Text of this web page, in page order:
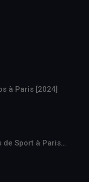
à Paris [2024]
de Sport à Paris…